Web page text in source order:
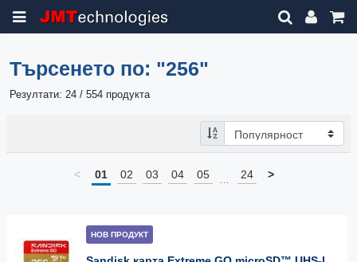
Търсенето по: "256"
Резултати: 24 / 554 продукта
< 01 02 03 04 05 24 >
НОВ ПРОДУКТ